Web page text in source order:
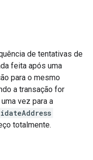
de tentativas de
feita após uma
para o mesmo
a transação for
vez para a
totalmente.